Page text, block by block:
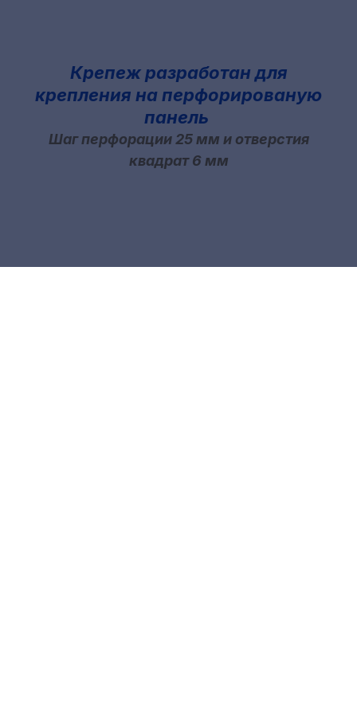
Крепеж разработан для
крепления на перфорированую
панель
Шаг перфорации 25 мм и отверстия
квадрат 6 мм